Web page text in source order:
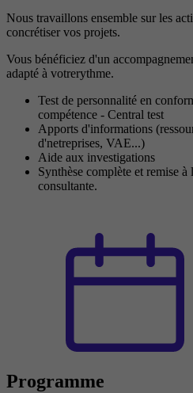
Nous travaillons ensemble sur les
concrétiser vos projets.
Vous bénéficiez d'un
adapté à votrerythme.
Test de personnalité en
compétence - Central test
Apports d'informations
d'netreprises, VAE...)
Aide aux investigations
Synthèse complète et remise
consultante.
Programme